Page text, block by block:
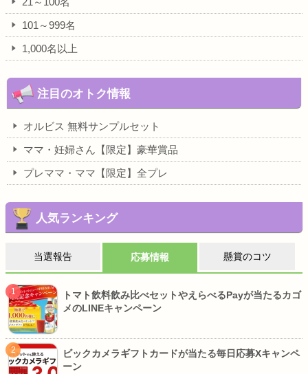
101～999名
1,000名以上
注目のオトク情報
オルビス 無料サンプルセット
ママ・妊婦さん【限定】豪華賞品
プレママ・ママ【限定】全プレ
人気ランキング
当選報告 応募情報 懸賞のコツ
トマト飲料飲み比べセットやえらべるPayが当たるカゴ
メのLINEキャンペーン
ビックカメラギフトカードが当たる毎日応募Xキャンペ
ーン